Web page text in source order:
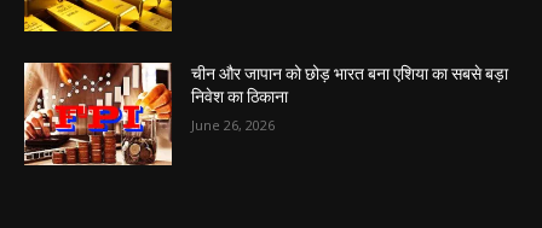
चीन और जापान को छोड़ भारत बना एशिया का सबसे बड़ा
निवेश का ठिकाना
June 26, 2026